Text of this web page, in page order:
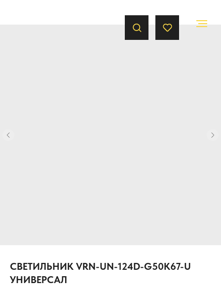
СВЕТИЛЬНИК VRN-UN-124D-G50K67-U
УНИВЕРСАЛ